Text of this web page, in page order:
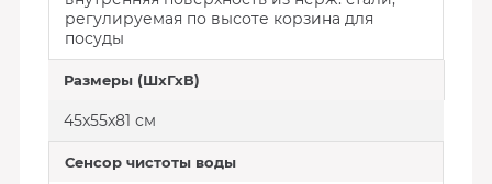
регулируемая по высоте корзина для
посуды
Размеры (ШхГхВ)
45x55x81 см
Сенсор чистоты воды